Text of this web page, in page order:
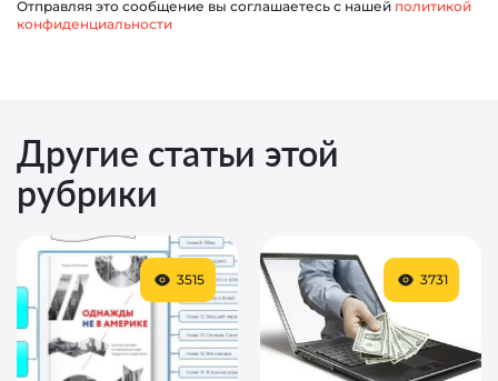
Отправляя это сообщение вы соглашаетесь с нашей политикой
конфиденциальности
Другие статьи этой
рубрики
3515 3731